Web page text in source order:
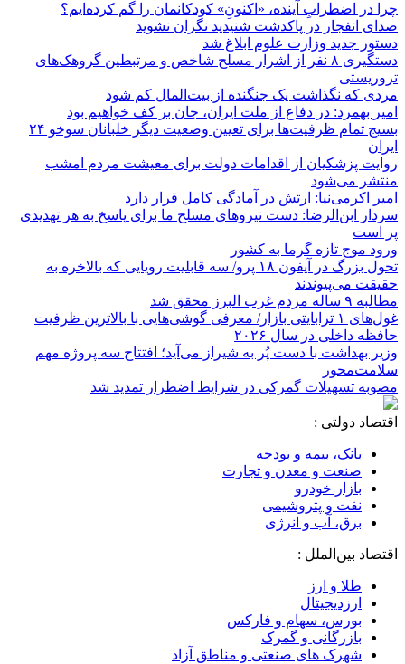
چرا در اضطرابِ آینده، «اکنونِ» کودکانمان را گم کرده‌ایم؟
صدای انفجار در پاکدشت شنیدید نگران نشوید
دستور جدید وزارت علوم ابلاغ شد
دستگیری ۸ نفر از اشرار مسلح شاخص و مرتبطین گروهک‌های
تروریستی
مردی که نگذاشت یک جنگنده از بیت‌المال کم شود
امیر بهمرد: در دفاع از ملت ایران، جان بر کف خواهیم بود
بسیج تمام ظرفیت‌ها برای تعیین وضعیت دیگر خلبانان سوخو ۲۴
ایران
روایت پزشکیان از اقدامات دولت برای معیشت مردم امشب
منتشر می‌شود
امیر اکرمی‌نیا: ارتش در آمادگی کامل قرار دارد
سردار ابن‌الرضا: دست نیروهای مسلح ما برای پاسخ به هر تهدیدی
پر است
ورود موج تازه گرما به کشور
تحول بزرگ در آیفون ۱۸ پرو/ سه قابلیت رویایی که بالاخره به
حقیقت می‌پیوندند
مطالبه ۹ ساله مردم غرب البرز محقق شد
غول‌های ۱ ترابایتی بازار/ معرفی گوشی‌هایی با بالاترین ظرفیت
حافظه داخلی در سال ۲۰۲۶
وزیر بهداشت با دست پُر به شیراز می‌آید؛ افتتاح سه پروژه مهم
سلامت‌محور
مصوبه تسهیلات گمرکی در شرایط اضطرار تمدید شد
اقتصاد دولتی :
بانک، بیمه و بودجه
صنعت و معدن و تجارت
بازار خودرو
نفت و پتروشیمی
برق، آب و انرژی
اقتصاد بین‌الملل :
طلا و ارز
ارزدیجیتال
بورس، سهام و فارکس
بازرگانی و گمرک
شهرک های صنعتی و مناطق آزاد